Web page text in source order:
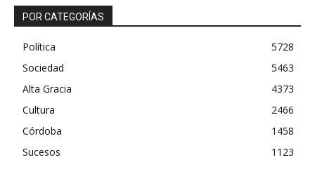
POR CATEGORÍAS
Política
5728
Sociedad
5463
Alta Gracia
4373
Cultura
2466
Córdoba
1458
Sucesos
1123